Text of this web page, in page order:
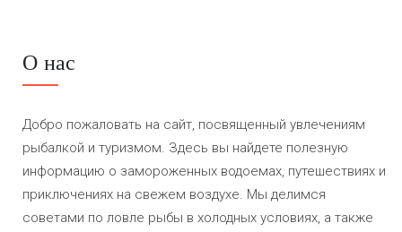
О нас
Добро пожаловать на сайт, посвященный увлечениям
рыбалкой и туризмом. Здесь вы найдете полезную
информацию о замороженных водоемах, путешествиях и
приключениях на свежем воздухе. Мы делимся
советами по ловле рыбы в холодных условиях, а также